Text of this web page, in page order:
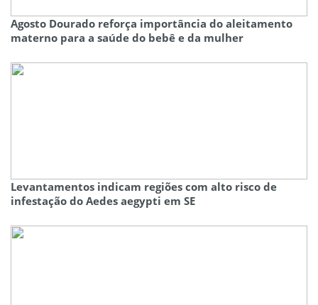
Agosto Dourado reforça importância do aleitamento
materno para a saúde do bebê e da mulher
Levantamentos indicam regiões com alto risco de
infestação do Aedes aegypti em SE